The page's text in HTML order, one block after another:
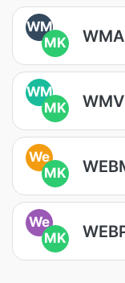
WM
MK
WM
MK
We
MK
We
MK